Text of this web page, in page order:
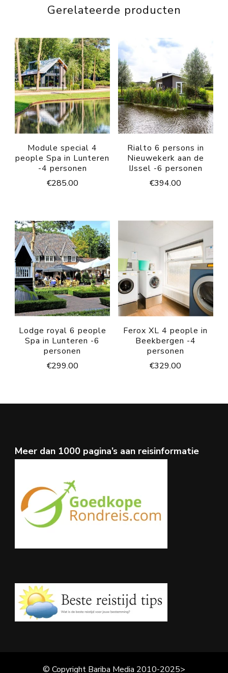
Gerelateerde producten
Module special 4
people Spa in Lunteren
-4 personen
€285.00
Rialto 6 persons in
Nieuwekerk aan de
IJssel -6 personen
€394.00
Lodge royal 6 people
Spa in Lunteren -6
personen
€299.00
Ferox XL 4 people in
Beekbergen -4
personen
€329.00
Meer dan 1000 pagina’s aan reisinformatie
© Copyright Bariba Media 2010-2025>